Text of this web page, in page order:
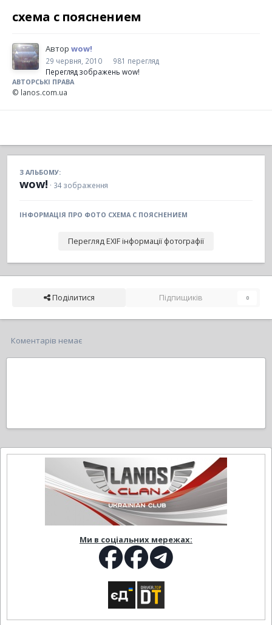
схема с пояснением
Автор wow!
29 червня, 2010
981 перегляд
Перегляд зображень wow!
АВТОРСЬКІ ПРАВА
© lanos.com.ua
З АЛЬБОМУ:
wow! · 34 зображення
ІНФОРМАЦІЯ ПРО ФОТО СХЕМА С ПОЯСНЕНИЕМ
Перегляд EXIF інформації фотографії
Поділитися Підпищиків 0
Коментарів немає
Ми в соціальних мережах: